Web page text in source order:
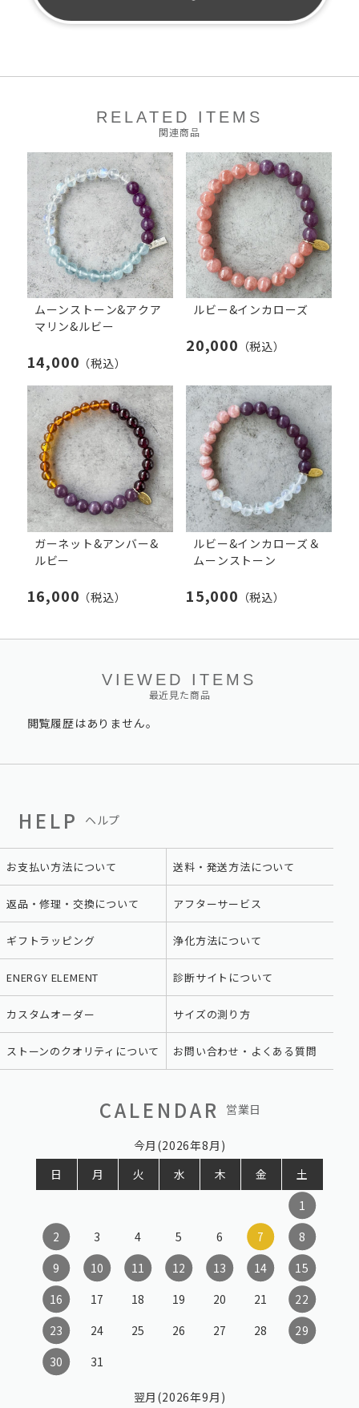
RELATED ITEMS
関連商品
ムーンストーン&アクア
マリン&ルビー
14,000 （税込）
ルビー&インカローズ
20,000 （税込）
ガーネット&アンバー&
ルビー
16,000 （税込）
ルビー&インカローズ＆
ムーンストーン
15,000 （税込）
VIEWED ITEMS
最近見た商品
閲覧履歴はありません。
HELP ヘルプ
お支払い方法について 送料・発送方法について
返品・修理・交換について アフターサービス
ギフトラッピング 浄化方法について
ENERGY ELEMENT 診断サイトについて
カスタムオーダー サイズの測り方
ストーンのクオリティについて お問い合わせ・よくある質問
CALENDAR 営業日
今月(2026年8月)
日
月 火 水 木 金
土
1
2
3 4 5 6 7
8
9
10 11 12 13 14
15
16
17 18 19 20 21
22
23
24 25 26 27 28
29
30
31
翌月(2026年9月)